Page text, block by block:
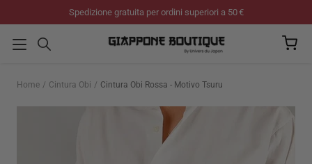
al
contenuto
Spedizione gratuita per ordini superiori a 50 €
Home Cintura Obi Cintura Obi Rossa - Motivo Tsuru